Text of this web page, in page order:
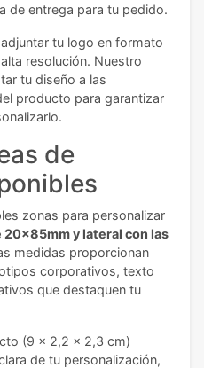
de entrega para tu pedido.
tu logo en formato
resolución. Nuestro
tu diseño a las
producto para garantizar
de
zonas para personalizar
20x85mm y lateral con las
medidas proporcionan
corporativos, texto
que destaquen tu
(9 x 2,2 x 2,3 cm)
de tu personalización,